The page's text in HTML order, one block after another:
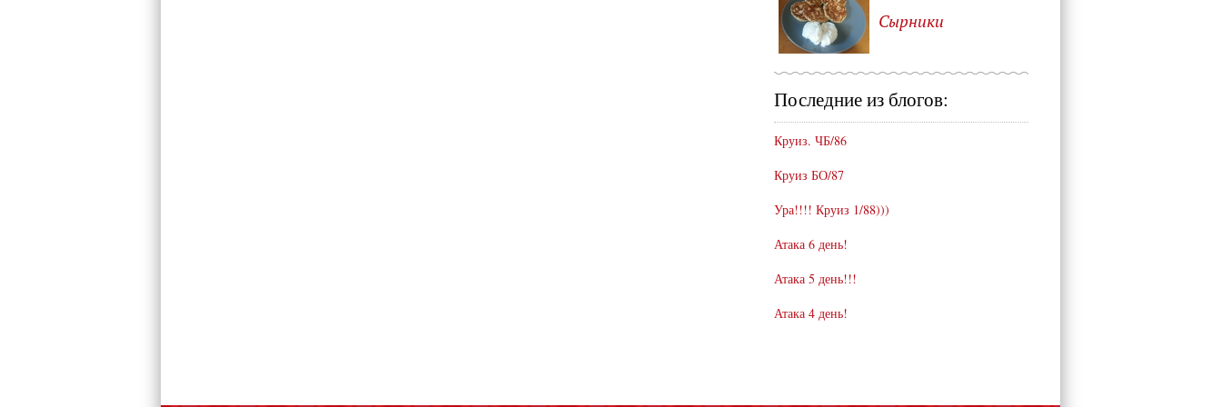
Сырники
Последние из блогов:
Круиз. ЧБ/86
Круиз БО/87
Ура!!!! Круиз 1/88)))
Атака 6 день!
Атака 5 день!!!
Атака 4 день!